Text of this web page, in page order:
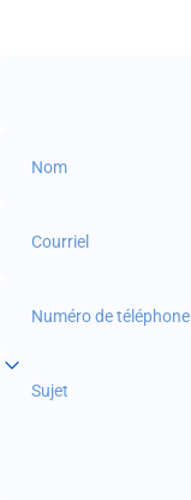
Nom
Courriel
Numéro de téléphone
Sujet